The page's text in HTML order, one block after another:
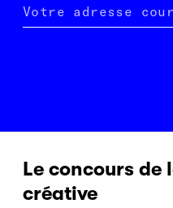
Votre adresse
Le concours de
créative